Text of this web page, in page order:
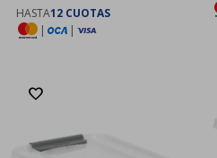
HASTA12 CUOTAS
|
|